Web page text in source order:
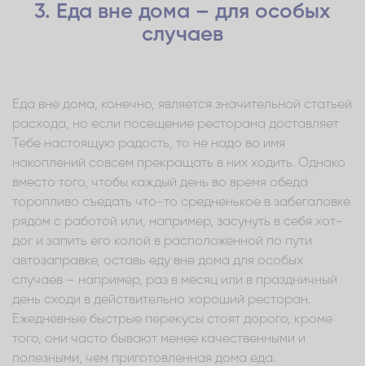
3. Еда вне дома – для особых
случаев
Еда вне дома, конечно, является значительной статьей
расхода, но если посещение ресторана доставляет
Тебе настоящую радость, то не надо во имя
накоплений совсем прекращать в них ходить. Однако
вместо того, чтобы каждый день во время обеда
торопливо съедать что-то средненькое в забегаловке
рядом с работой или, например, засунуть в себя хот-
дог и запить его колой в расположенной по пути
автозаправке, оставь еду вне дома для особых
случаев – например, раз в месяц или в праздничный
день сходи в действительно хороший ресторан.
Ежедневные быстрые перекусы стоят дорого, кроме
того, они часто бывают менее качественными и
полезными, чем приготовленная дома еда.